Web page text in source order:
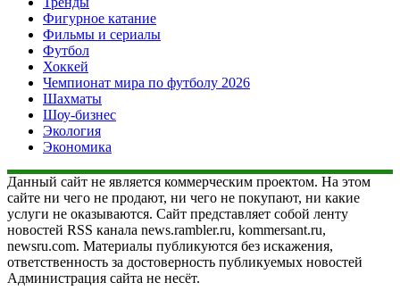
Фигурное катание
Фильмы и сериалы
Футбол
Хоккей
Чемпионат мира по футболу 2026
Шахматы
Шоу-бизнес
Экология
Экономика
Данный сайт не является коммерческим проектом. На этом
сайте ни чего не продают, ни чего не покупают, ни какие
услуги не оказываются. Сайт представляет собой ленту
новостей RSS канала news.rambler.ru, kommersant.ru,
newsru.com. Материалы публикуются без искажения,
ответственность за достоверность публикуемых новостей
Администрация сайта не несёт.